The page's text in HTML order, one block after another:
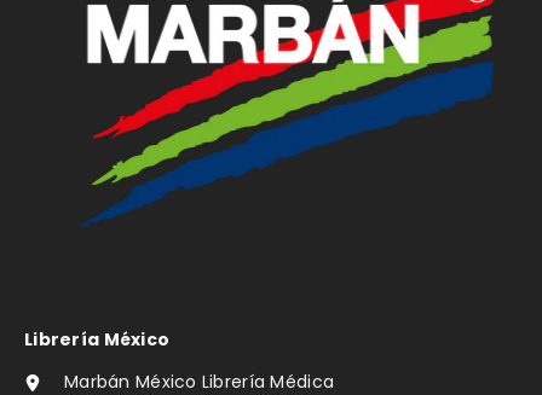
Librería México
Marbán México Librería Médica